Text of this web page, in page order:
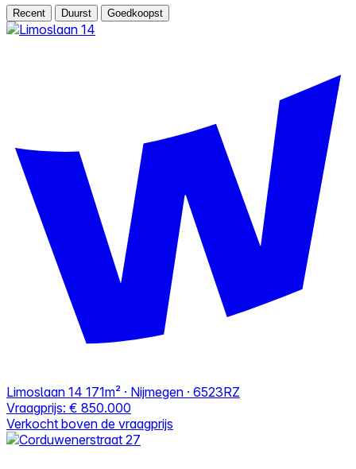
Recent Duurst Goedkoopst
Limoslaan 14 171m² · Nijmegen · 6523RZ
Vraagprijs: € 850.000
Verkocht boven de vraagprijs